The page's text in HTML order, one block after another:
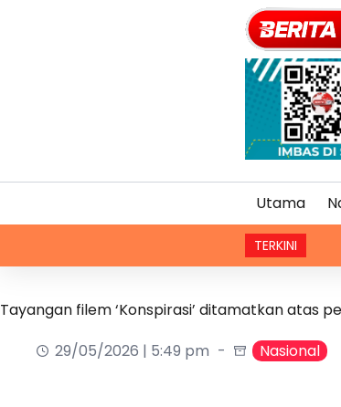
Utama
TERKINI
Tayangan filem ‘Konspirasi’ ditamatkan atas
29/05/2026 | 5:49 pm
Nasional